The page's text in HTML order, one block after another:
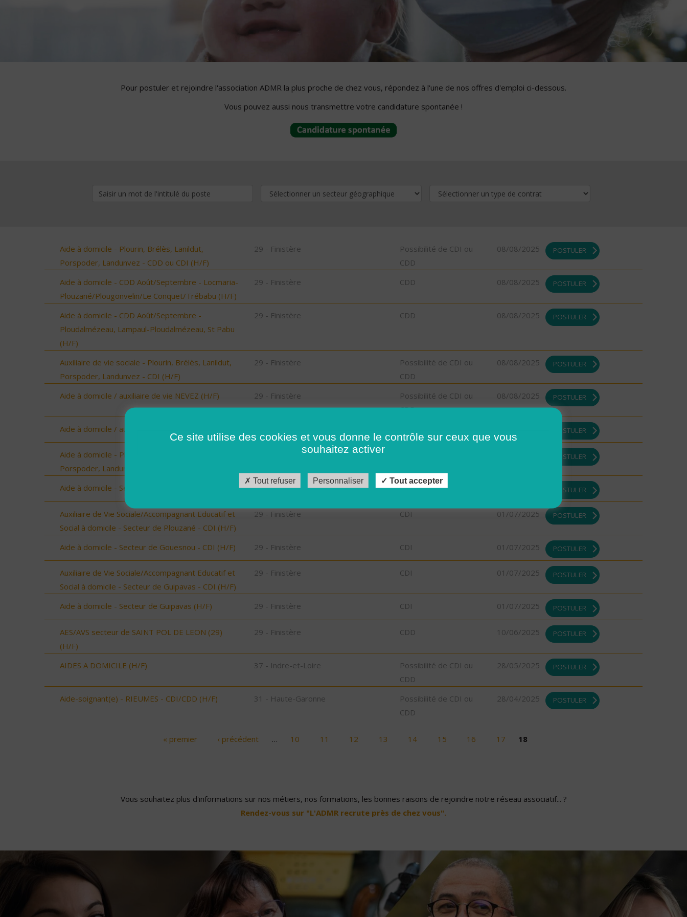
Pour postuler et rejoindre l'association ADMR la plus proche de chez vous, répondez à l'une de nos offres d'emploi ci-dessous.
Vous pouvez aussi nous transmettre votre candidature spontanée !
Aide à domicile - Plourin, Brélès, Lanildut,
Porspoder, Landunvez - CDD ou CDI (H/F)
29 - Finistère
Possibilité de CDI ou
CDD
08/08/2025 POSTULER
Aide à domicile - CDD Août/Septembre - Locmaria-
Plouzané/Plougonvelin/Le Conquet/Trébabu (H/F)
29 - Finistère CDD 08/08/2025 POSTULER
Aide à domicile - CDD Août/Septembre -
Ploudalmézeau, Lampaul-Ploudalmézeau, St Pabu
(H/F)
29 - Finistère CDD 08/08/2025 POSTULER
Auxiliaire de vie sociale - Plourin, Brélès, Lanildut,
Porspoder, Landunvez - CDI (H/F)
29 - Finistère
Possibilité de CDI ou
CDD
08/08/2025 POSTULER
Aide à domicile / auxiliaire de vie NEVEZ (H/F) 29 - Finistère
Possibilité de CDI ou
CDD
08/08/2025 POSTULER
Aide à domicile / auxiliaire de vie ELLIANT (H/F) POSTULER
Aide à domicile - Plourin, Brélès, Lanildut,
Porspoder, Landunvez - CDD ou CDI (H/F)
POSTULER
Aide à domicile - Secteur de Guilers - CDI (H/F) 29 - Finistère CDI POSTULER
Auxiliaire de Vie Sociale/Accompagnant Educatif et
Social à domicile - Secteur de Plouzané - CDI (H/F)
29 - Finistère CDI 01/07/2025 POSTULER
Aide à domicile - Secteur de Gouesnou - CDI (H/F) 29 - Finistère CDI 01/07/2025 POSTULER
Auxiliaire de Vie Sociale/Accompagnant Educatif et
Social à domicile - Secteur de Guipavas - CDI (H/F)
29 - Finistère CDI 01/07/2025 POSTULER
Aide à domicile - Secteur de Guipavas (H/F) 29 - Finistère CDI 01/07/2025 POSTULER
AES/AVS secteur de SAINT POL DE LEON (29)
(H/F)
29 - Finistère CDD 10/06/2025 POSTULER
AIDES A DOMICILE (H/F) 37 - Indre-et-Loire
Possibilité de CDI ou
CDD
28/05/2025 POSTULER
Aide-soignant(e) - RIEUMES - CDI/CDD (H/F) 31 - Haute-Garonne
Possibilité de CDI ou
CDD
28/04/2025 POSTULER
« premier ‹ précédent … 10 11 12 13 14 15 16 17 18
Vous souhaitez plus d'informations sur nos métiers, nos formations, les bonnes raisons de rejoindre notre réseau associatif... ?
Rendez-vous sur "L'ADMR recrute près de chez vous".
Ce site utilise des cookies et vous donne le contrôle sur ceux que vous
souhaitez activer
Tout refuser Personnaliser Tout accepter